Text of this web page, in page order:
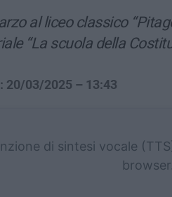
al liceo classico
“La scuola della
20/03/2025 – 13:43
di sintesi vocale
browser.